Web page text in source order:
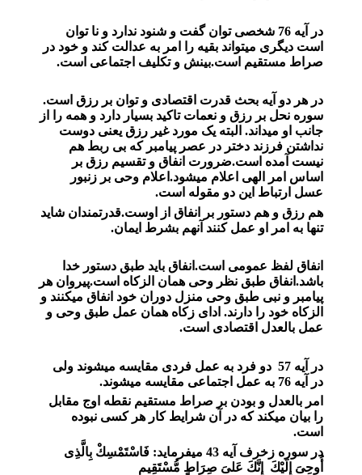
در آیه 76 شخصی توان گفت و شنود ندارد و نا توان
است دیگری میتواند بقیه را امر به عدالت کند و خود در
صراط مستقیم است.بینش و تکلیف اجتماعی است.
در هر دو آیه بحث قدرت اقتصادی و توان بر رزق است.
سوره نحل بر رزق و نعمات تاکید بسیار دارد و همه را از
جانب او میداند. البته یک مورد غیر رزق یعنی دوست
نداشتن فرزند دختر در عصر پیامبر که بی ربط هم
نیست آمده است.ضرورت انفاق و تقسیم رزق بر
اساس امر الهی اعلام میشود.اعلام وحی بر زنبور
عسل ارتباط این دو مقوله است.
هم رزق و هم دستور بر انفاق از اوست.قدرتمندان شاید
تنها به امر او عمل کنند آنهم بشرط ایمان.
انفاق لفظ عمومی است.انفاق باید طبق دستور خدا
باشد.انفاق طبق نظر وحی همان الزکاه است.پیروان هر
پیامبر و نبی طبق وحی منزل دوران خود انفاق میکنند و
الزکاه خود را دارند. ادای زکاه همان عمل طبق وحی و
عمل بالعدل اقتصادی است.
در آیه 57 دو فرد به عمل فردی مقایسه میشوند ولی
در آیه 76 به عمل اجتماعی مقایسه میشوند.
امر بالعدل و بودن بر صراط مستقیم نقطه اوج مقابل
را بیان میکند که در آن شرایط کار هر کسی نبوده
است.
در سوره زخرف آیه 43 میفرماید: فَاسْتَمْسِكْ بِالَّذِى
أُوحِىَ إِلَيْكَ إِنَّكَ عَلىَ‏ صِرَاطٍ مُّسْتَقِيم‏